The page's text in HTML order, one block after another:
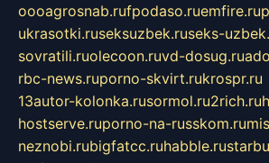
oooagrosnab.rufpodaso.ruemfire.ru
ukrasotki.ruseksuzbek.ruseks-
sovratili.ruolecoon.ruvd-dosug.ru
rbc-news.ruporno-skvirt.rukrospr.ru
13autor-kolonka.rusormol.ru2rich.ru
hostserve.ruporno-na-russkom.ru
neznobi.rubigfatcc.ruhabble.ru